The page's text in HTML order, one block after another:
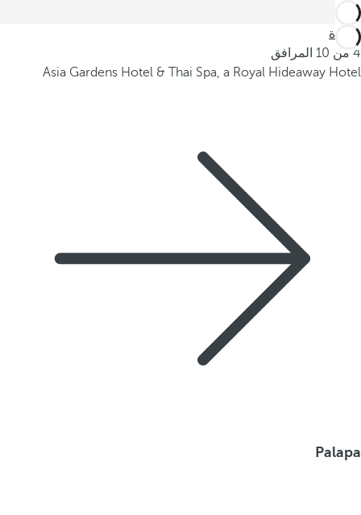
العودة
4 من 10 المرافق
Asia Gardens Hotel & Thai Spa, a Royal Hideaway Hotel
Palapa